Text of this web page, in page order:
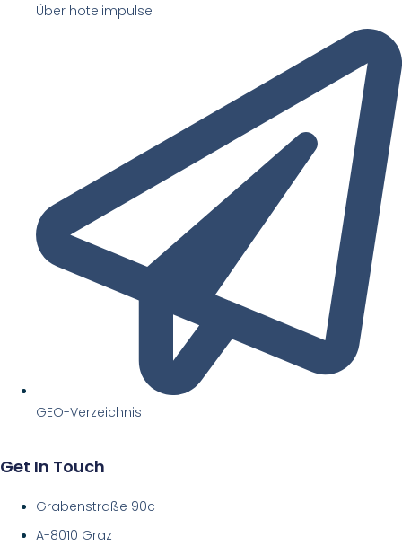
Über hotelimpulse
GEO-Verzeichnis
Get In Touch
Grabenstraße 90c
A-8010 Graz